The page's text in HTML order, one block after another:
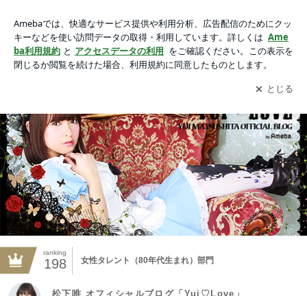
アプリをダウンロードして ブログの更新通知
を受け取りまし
ょう。
開く
ranking
198 女性タレント（80年代生まれ）部門
松下唯 オフィシャルブログ「Yui♡Love」